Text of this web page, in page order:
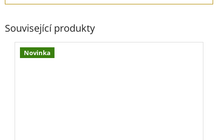
Související produkty
Novinka